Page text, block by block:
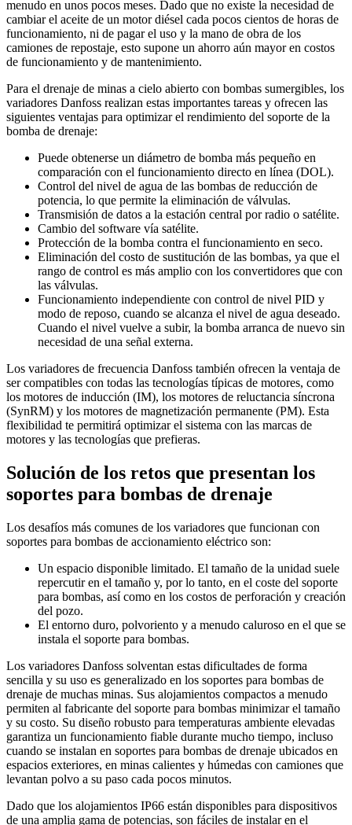
menudo en unos pocos meses. Dado que no existe la necesidad de
cambiar el aceite de un motor diésel cada pocos cientos de horas de
funcionamiento, ni de pagar el uso y la mano de obra de los
camiones de repostaje, esto supone un ahorro aún mayor en costos
de funcionamiento y de mantenimiento.
Para el drenaje de minas a cielo abierto con bombas sumergibles, los
variadores Danfoss realizan estas importantes tareas y ofrecen las
siguientes ventajas para optimizar el rendimiento del soporte de la
bomba de drenaje:
Puede obtenerse un diámetro de bomba más pequeño en
comparación con el funcionamiento directo en línea (DOL).
Control del nivel de agua de las bombas de reducción de
potencia, lo que permite la eliminación de válvulas.
Transmisión de datos a la estación central por radio o satélite.
Cambio del software vía satélite.
Protección de la bomba contra el funcionamiento en seco.
Eliminación del costo de sustitución de las bombas, ya que el
rango de control es más amplio con los convertidores que con
las válvulas.
Funcionamiento independiente con control de nivel PID y
modo de reposo, cuando se alcanza el nivel de agua deseado.
Cuando el nivel vuelve a subir, la bomba arranca de nuevo sin
necesidad de una señal externa.
Los variadores de frecuencia Danfoss también ofrecen la ventaja de
ser compatibles con todas las tecnologías típicas de motores, como
los motores de inducción (IM), los motores de reluctancia síncrona
(SynRM) y los motores de magnetización permanente (PM). Esta
flexibilidad te permitirá optimizar el sistema con las marcas de
motores y las tecnologías que prefieras.
Solución de los retos que presentan los
soportes para bombas de drenaje
Los desafíos más comunes de los variadores que funcionan con
soportes para bombas de accionamiento eléctrico son:
Un espacio disponible limitado. El tamaño de la unidad suele
repercutir en el tamaño y, por lo tanto, en el coste del soporte
para bombas, así como en los costos de perforación y creación
del pozo.
El entorno duro, polvoriento y a menudo caluroso en el que se
instala el soporte para bombas.
Los variadores Danfoss solventan estas dificultades de forma
sencilla y su uso es generalizado en los soportes para bombas de
drenaje de muchas minas. Sus alojamientos compactos a menudo
permiten al fabricante del soporte para bombas minimizar el tamaño
y su costo. Su diseño robusto para temperaturas ambiente elevadas
garantiza un funcionamiento fiable durante mucho tiempo, incluso
cuando se instalan en soportes para bombas de drenaje ubicados en
espacios exteriores, en minas calientes y húmedas con camiones que
levantan polvo a su paso cada pocos minutos.
Dado que los alojamientos IP66 están disponibles para dispositivos
de una amplia gama de potencias, son fáciles de instalar en el